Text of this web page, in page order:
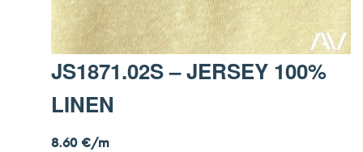
JS1871.02S – JERSEY 100%
LINEN
8.60 €/m